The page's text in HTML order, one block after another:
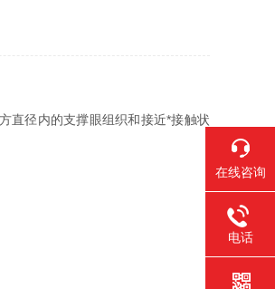
直径内的支撑眼组织和接近*接触状
在线咨询
电话